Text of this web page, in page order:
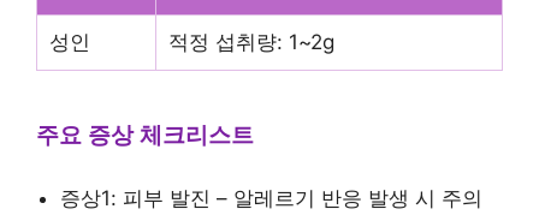
성인 적정 섭취량: 1~2g
주요 증상 체크리스트
증상1: 피부 발진 – 알레르기 반응 발생 시 주의